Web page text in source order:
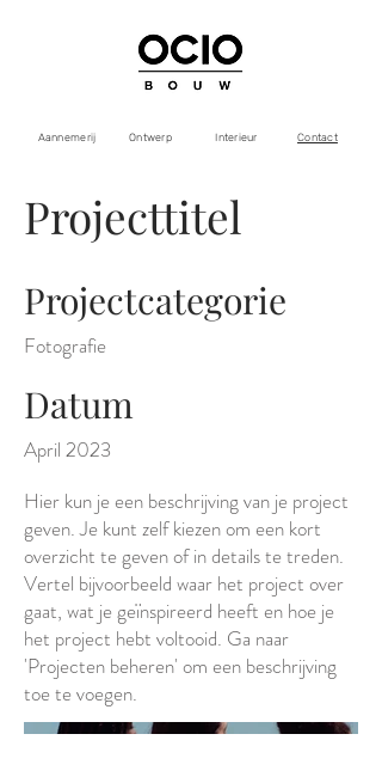
Aannemerij Ontwerp Interieur Contact
Projecttitel
Projectcategorie
Fotografie
Datum
April 2023
Hier kun je een beschrijving van je project
geven. Je kunt zelf kiezen om een kort
overzicht te geven of in details te treden.
Vertel bijvoorbeeld waar het project over
gaat, wat je geïnspireerd heeft en hoe je
het project hebt voltooid. Ga naar
'Projecten beheren' om een beschrijving
toe te voegen.